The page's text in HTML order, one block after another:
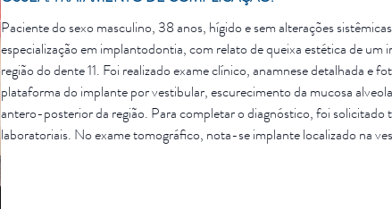
Paciente do sexo masculino, 38 anos, hígido e sem alterações
especialização em implantodontia, com relato de queixa estética de um
região do dente 11. Foi realizado exame clínico, anamnese detalhada e
plataforma do implante por vestibular, escurecimento da mucosa
antero-posterior da região. Para completar o diagnóstico, foi solicitado
laboratoriais. No exame tomográfico, nota-se implante localizado na vestibular, sem tecido ósseo nessa região e também muito